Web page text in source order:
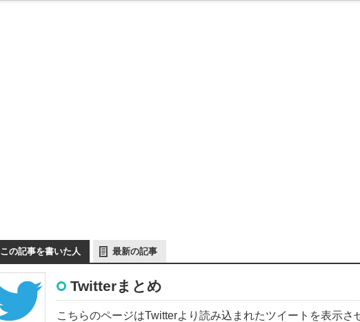
この記事を書いた人 最新の記事
Twitterまとめ
こちらのページはTwitterより読み込まれたツイートを表示さ